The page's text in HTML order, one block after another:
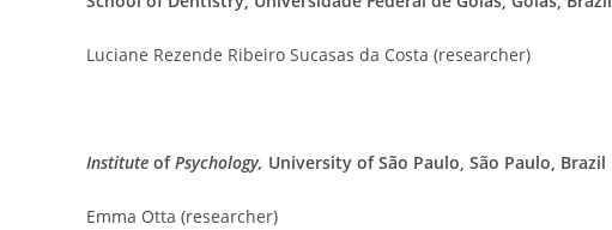
Luciane Rezende Ribeiro Sucasas da Costa (researcher)
Institute ofPsychology, University of São Paulo, São Paulo, Brazil
Emma Otta (researcher)